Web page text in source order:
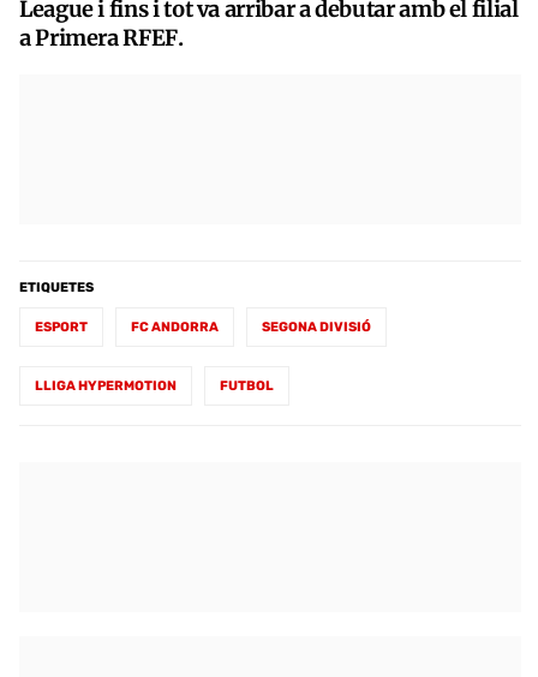
League i fins i tot va arribar a debutar amb el filial
a Primera RFEF.
ETIQUETES
ESPORT FC ANDORRA SEGONA DIVISIÓ
LLIGA HYPERMOTION FUTBOL